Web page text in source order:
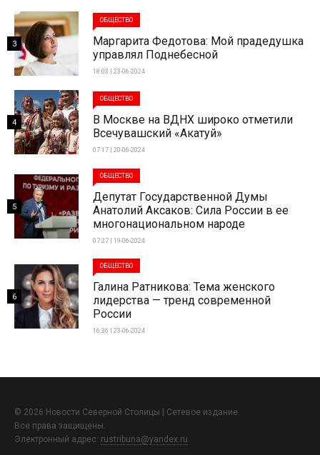
ОБЩЕСТВО
Маргарита Федотова: Мой прадедушка
управлял Поднебесной
18:03 | 23-06-2024
3
ОБЩЕСТВО
В Москве на ВДНХ широко отметили
Всечувашский «Акатуй»
07:17 | 20-06-2024
4
ОБЩЕСТВО
Депутат Государственной Думы
Анатолий Аксаков: Сила России в ее
многонациональном народе
07:27 | 19-06-2024
5
ОБЩЕСТВО
Галина Ратникова: Тема женского
лидерства — тренд современной
России
16:36 | 23-06-2024
6
© 2026 Новости Северной Столицы | Сетевое издание.
Все права защищены.
Электронный адрес: rustribuna@yandex.ru